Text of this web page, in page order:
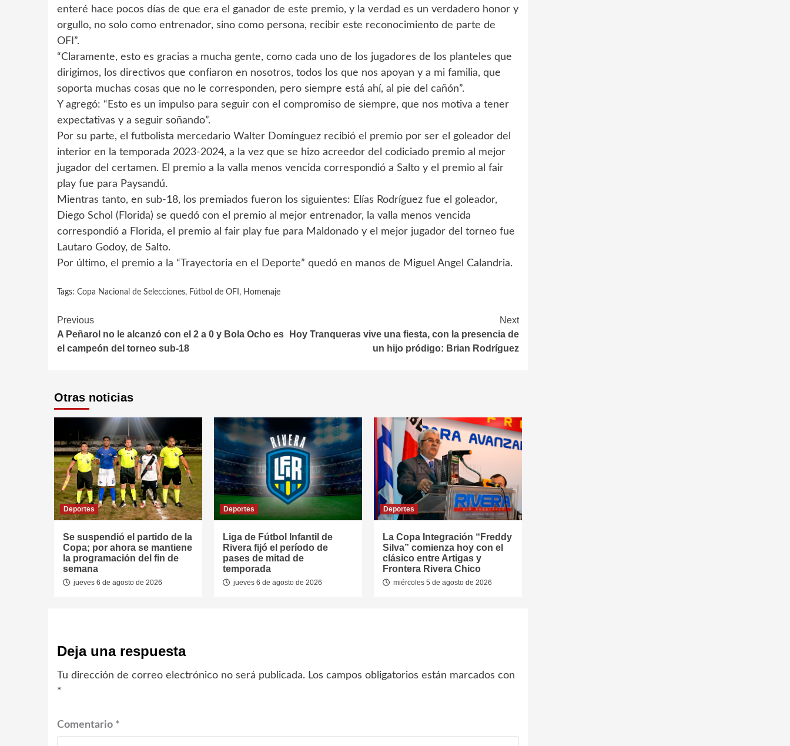
enteré hace pocos días de que era el ganador de este premio, y la verdad es un verdadero honor y
orgullo, no solo como entrenador, sino como persona, recibir este reconocimiento de parte de
OFI”.
“Claramente, esto es gracias a mucha gente, como cada uno de los jugadores de los planteles que
dirigimos, los directivos que confiaron en nosotros, todos los que nos apoyan y a mi familia, que
soporta muchas cosas que no le corresponden, pero siempre está ahí, al pie del cañón”.
Y agregó: “Esto es un impulso para seguir con el compromiso de siempre, que nos motiva a tener
expectativas y a seguir soñando”.
Por su parte, el futbolista mercedario Walter Domínguez recibió el premio por ser el goleador del
interior en la temporada 2023-2024, a la vez que se hizo acreedor del codiciado premio al mejor
jugador del certamen. El premio a la valla menos vencida correspondió a Salto y el premio al fair
play fue para Paysandú.
Mientras tanto, en sub-18, los premiados fueron los siguientes: Elías Rodríguez fue el goleador,
Diego Schol (Florida) se quedó con el premio al mejor entrenador, la valla menos vencida
correspondió a Florida, el premio al fair play fue para Maldonado y el mejor jugador del torneo fue
Lautaro Godoy, de Salto.
Por último, el premio a la “Trayectoria en el Deporte” quedó en manos de Miguel Angel Calandria.
Tags: Copa Nacional de Selecciones, Fútbol de OFI , Homenaje
Continue
Reading
Previous
A Peñarol no le alcanzó con el 2 a 0 y Bola Ocho es
el campeón del torneo sub-18
Next
Hoy Tranqueras vive una fiesta, con la presencia de
un hijo pródigo: Brian Rodríguez
Otras noticias
Deportes
Se suspendió el partido de la
Copa; por ahora se mantiene
la programación del fin de
semana
jueves 6 de agosto de 2026
Deportes
Liga de Fútbol Infantil de
Rivera fijó el período de
pases de mitad de
temporada
jueves 6 de agosto de 2026
Deportes
La Copa Integración “Freddy
Silva” comienza hoy con el
clásico entre Artigas y
Frontera Rivera Chico
miércoles 5 de agosto de 2026
Deja una respuesta
Tu dirección de correo electrónico no será publicada. Los campos obligatorios están marcados con
*
Comentario *